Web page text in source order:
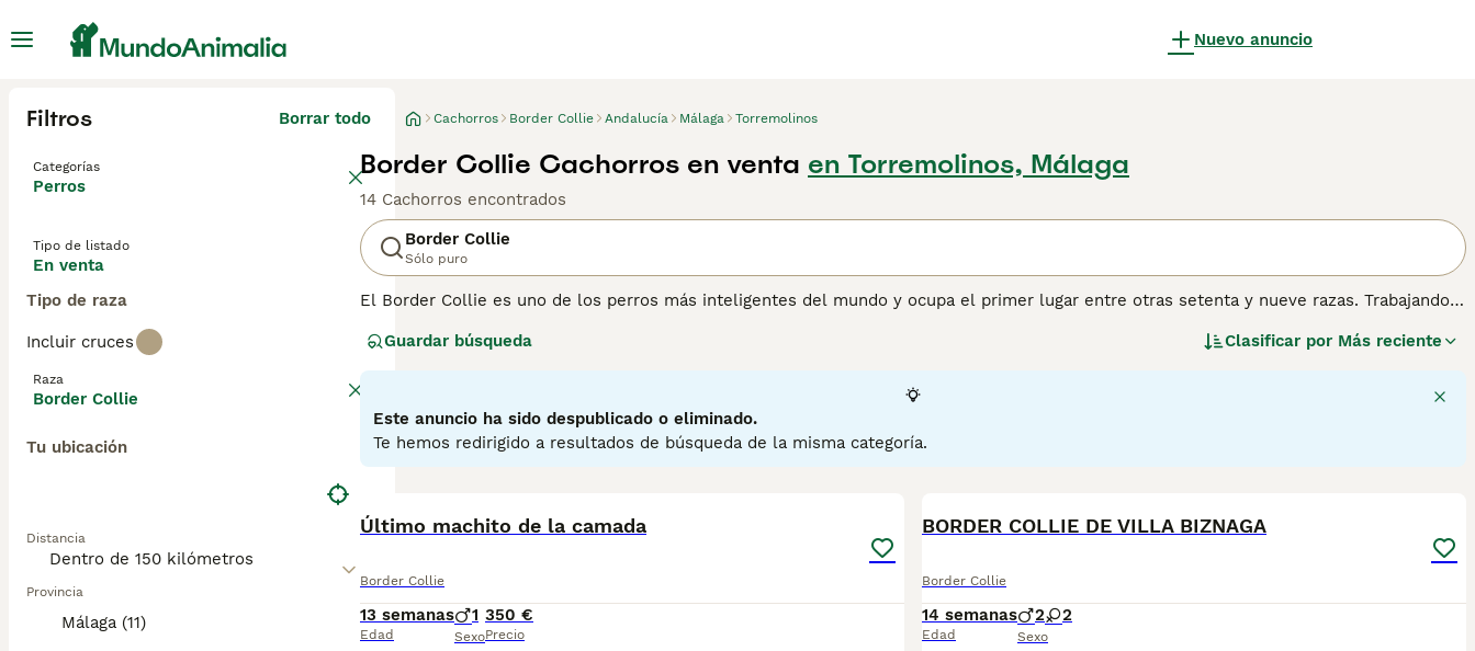
Nuevo anuncio
Filtros Borrar todo
Categorías
Perros
Tipo de listado
En venta
Tipo de raza
Incluir cruces
Raza
Border Collie
Tu ubicación
Distancia
Provincia
Málaga (11)
Cachorros Border Collie Andalucía Málaga Torremolinos
Border Collie Cachorros en venta en Torremolinos, Málaga
14 Cachorros encontrados
Border Collie
Sólo puro
El Border Collie es uno de los perros más inteligentes del mundo y ocupa el primer lugar entre otras setenta y nueve razas. Trabajando
sido muy apreciado. Como excelente perro de trabajo y de compañía, particularmente adecuado para personas que llevan una vida activa
Lee nuestra página de consejos de compra de Border Collie
Guardar búsqueda Clasificar por Más reciente
Este anuncio ha sido despublicado o eliminado.
Te hemos redirigido a resultados de búsqueda de la misma categoría.
Último machito de la camada
Border Collie
13 semanas
Edad
1
Sexo
350 €
Precio
BORDER COLLIE DE VILLA BIZNAGA
Border Collie
14 semanas
Edad
2 2
Sexo